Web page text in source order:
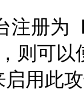
注册为
可以
此攻